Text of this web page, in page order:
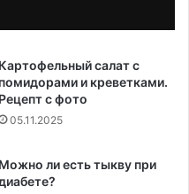
Картофельный салат с
помидорами и креветками.
Рецепт с фото
05.11.2025
Можно ли есть тыкву при